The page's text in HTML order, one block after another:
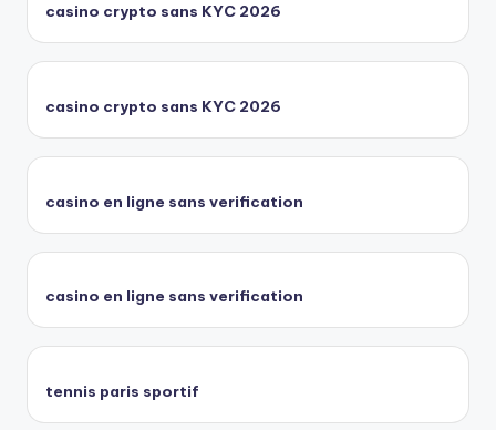
casino crypto sans KYC 2026
casino crypto sans KYC 2026
casino en ligne sans verification
casino en ligne sans verification
tennis paris sportif